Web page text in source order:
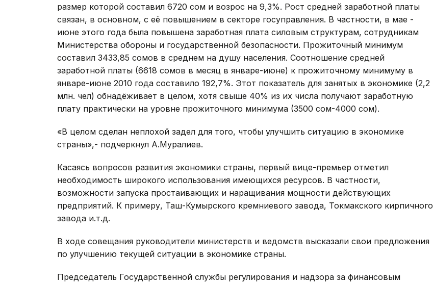
размер которой составил 6720 сом и возрос на 9,3%. Рост средней заработной платы
связан, в основном, с её повышением в секторе госуправления. В частности, в мае -
июне этого года была повышена заработная плата силовым структурам, сотрудникам
Министерства обороны и государственной безопасности. Прожиточный минимум
составил 3433,85 сомов в среднем на душу населения. Соотношение средней
заработной платы (6618 сомов в месяц в январе-июне) к прожиточному минимуму в
январе-июне 2010 года составило 192,7%. Этот показатель для занятых в экономике (2,2
млн. чел) обнадёживает в целом, хотя свыше 40% из их числа получают заработную
плату практически на уровне прожиточного минимума (3500 сом-4000 сом).
«В целом сделан неплохой задел для того, чтобы улучшить ситуацию в экономике
страны»,- подчеркнул А.Муралиев.
Касаясь вопросов развития экономики страны, первый вице-премьер отметил
необходимость широкого использования имеющихся ресурсов. В частности,
возможности запуска простаивающих и наращивания мощности действующих
предприятий. К примеру, Таш-Кумырского кремниевого завода, Токмакского кирпичного
завода и.т.д.
В ходе совещания руководители министерств и ведомств высказали свои предложения
по улучшению текущей ситуации в экономике страны.
Председатель Государственной службы регулирования и надзора за финансовым